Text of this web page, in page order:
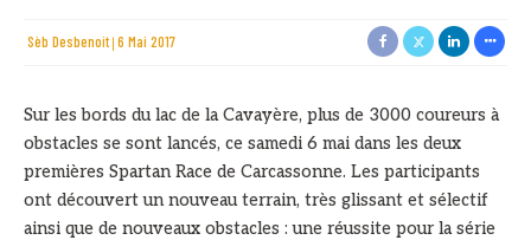
Sèb Desbenoit 6 Mai 2017
Sur les bords du lac de la Cavayère, plus de 3000 coureurs à
obstacles se sont lancés, ce samedi 6 mai dans les deux
premières Spartan Race de Carcassonne. Les participants
ont découvert un nouveau terrain, très glissant et sélectif
ainsi que de nouveaux obstacles : une réussite pour la série